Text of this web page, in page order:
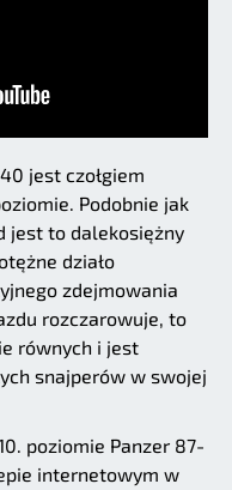
jest czołgiem
Podobnie jak
jest to dalekosiężny
działo
zdejmowania
rozczarowuje, to
równych i jest
snajperów w swojej
poziomie Panzer 87-
internetowym w